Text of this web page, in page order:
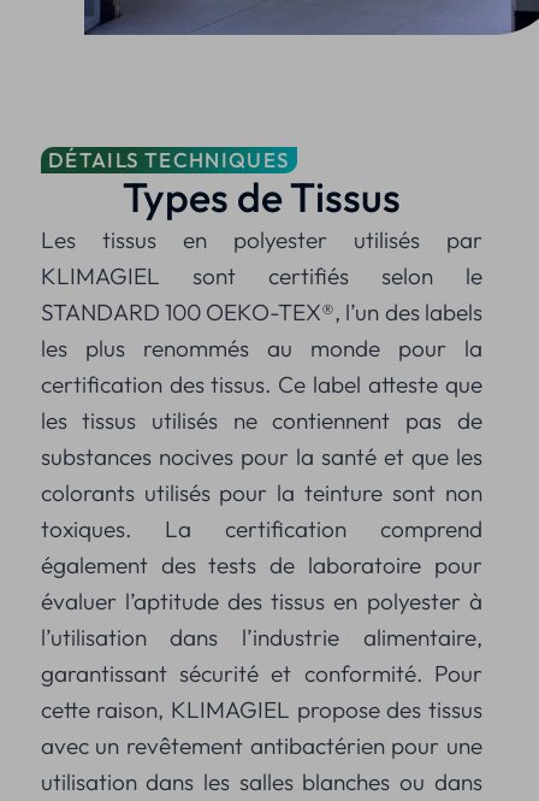
DÉTAILS TECHNIQUES
Types de Tissus
Les tissus en polyester utilisés par
KLIMAGIEL sont certifiés selon le
STANDARD 100 OEKO-TEX®, l’un des labels
les plus renommés au monde pour la
certification des tissus. Ce label atteste que
les tissus utilisés ne contiennent pas de
substances nocives pour la santé et que les
colorants utilisés pour la teinture sont non
toxiques. La certification comprend
également des tests de laboratoire pour
évaluer l’aptitude des tissus en polyester à
l’utilisation dans l’industrie alimentaire,
garantissant sécurité et conformité. Pour
cette raison, KLIMAGIEL propose des tissus
avec un revêtement antibactérien pour une
utilisation dans les salles blanches ou dans